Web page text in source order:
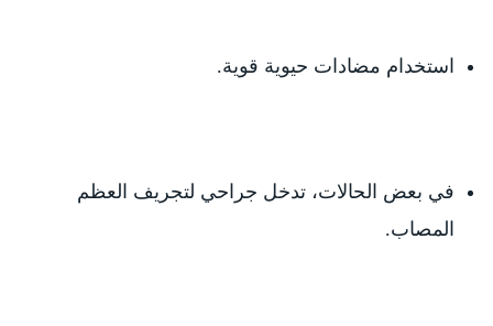
استخدام مضادات حيوية قوية.
في بعض الحالات، تدخل جراحي لتجريف العظم
المصاب.